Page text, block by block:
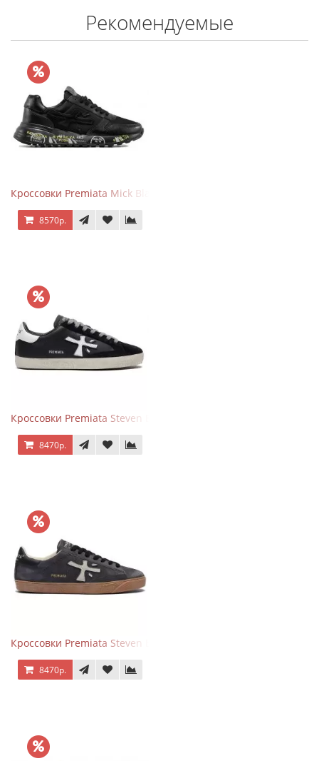
Рекомендуемые
Кроссовки Premiata Mick Black
8570р.
Кроссовки Premiata Steven Black White
8470р.
Кроссовки Premiata Steven Black Graphite
8470р.